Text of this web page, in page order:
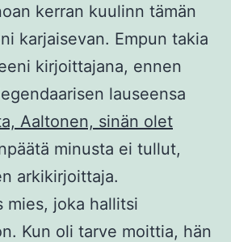
kerran kuulinn tämän
karjaisevan. Empun takia
kirjoittajana, ennen
lauseensa
Aaltonen, sinän olet
minusta ei tullut,
arkikirjoittaja.
mies, joka hallitsi
Kun oli tarve moittia, hän